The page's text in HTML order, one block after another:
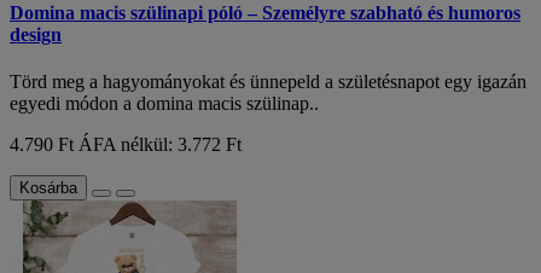
Domina macis szülinapi póló – Személyre szabható és humoros
design
Törd meg a hagyományokat és ünnepeld a születésnapot egy igazán
egyedi módon a domina macis szülinap..
4.790 Ft ÁFA nélkül: 3.772 Ft
Kosárba